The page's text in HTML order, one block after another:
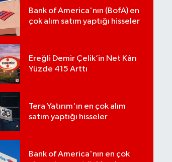
Bank of America'nın (BofA) en
çok alım satım yaptığı hisseler
Ereğli Demir Çelik’in Net Kârı
Yüzde 415 Arttı
Tera Yatırım'ın en çok alım
satım yaptığı hisseler
Bank of America'nın en çok